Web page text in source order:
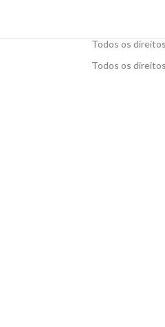
Todos os
Todos os